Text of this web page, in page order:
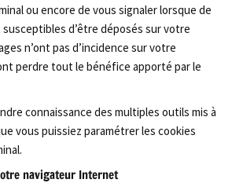
ou encore de vous signaler lorsque de
d’être déposés sur votre
n’ont pas d’incidence sur votre
perdre tout le bénéfice apporté par le
connaissance des multiples outils mis à
vous puissiez paramétrer les cookies
navigateur Internet